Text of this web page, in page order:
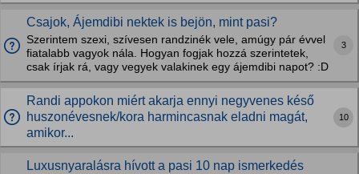
Csajok, Ájemdibi nektek is bejön, mint pasi?
Szerintem szexi, szívesen randzinék vele, amúgy pár évvel
fiatalabb vagyok nála. Hogyan fogjak hozzá szerintetek,
csak írjak rá, vagy vegyek valakinek egy ájemdibi napot? :D
3
Randi appokon miért akarja ennyi negyvenes késő
huszonévesnek/kora harmincasnak eladni magát,
amikor...
10
Luxusnyaralásra hívott a pasi 10 nap ismerkedés